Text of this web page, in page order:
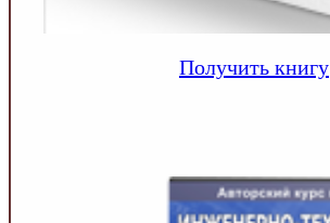
Получить книгу